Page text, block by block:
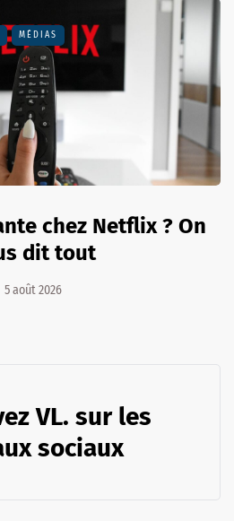
MÉDIAS
chez Netflix ? On
dit tout
5 août 2026
VL. sur les
sociaux